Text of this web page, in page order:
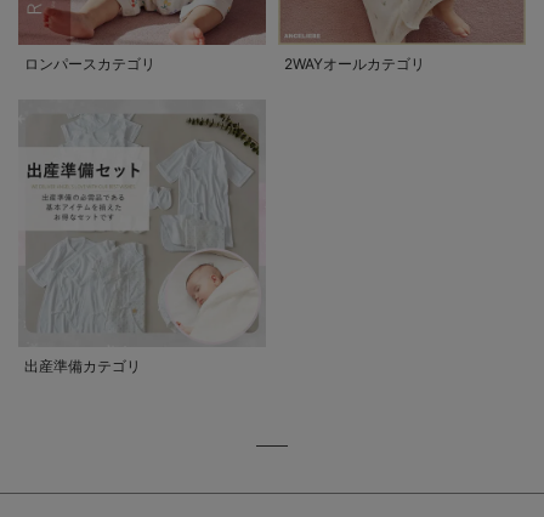
ロンパースカテゴリ 2WAYオールカテゴリ
出産準備カテゴリ